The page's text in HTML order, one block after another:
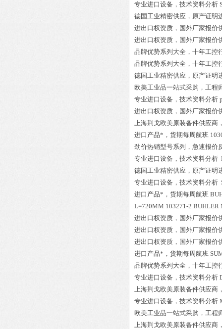
专业进口设备，技术资料分析
德国工业精密供应，原产证明
进出口权资质，国外厂家报价
进出口权资质，国外厂家报价
品牌优势系列大全，十年工控
品牌优势系列大全，十年工控
德国工业精密供应，原产证明
欧美工业品一站式采购，工程
专业进口设备，技术资料分析
进出口权资质，国外厂家报价
上海荆戈欧美原装备件供应商
进口产品*，货期每周航班
劲价热销型号系列，急速报价
专业进口设备，技术资料分析
德国工业精密供应，原产证明
专业进口设备，技术资料分析
进口产品*，货期每周航班
L=720MM 103271-2 BUHLER
进出口权资质，国外厂家报价
进出口权资质，国外厂家报价
进出口权资质，国外厂家报价
进口产品*，货期每周航班
品牌优势系列大全，十年工控
专业进口设备，技术资料分析
上海荆戈欧美原装备件供应商
专业进口设备，技术资料分析
欧美工业品一站式采购，工程
上海荆戈欧美原装备件供应商